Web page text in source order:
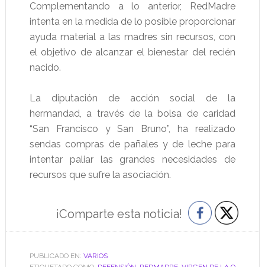
Complementando a lo anterior, RedMadre
intenta en la medida de lo posible proporcionar
ayuda material a las madres sin recursos, con
el objetivo de alcanzar el bienestar del recién
nacido.
La diputación de acción social de la
hermandad, a través de la bolsa de caridad
“San Francisco y San Bruno”, ha realizado
sendas compras de pañales y de leche para
intentar paliar las grandes necesidades de
recursos que sufre la asociación.
¡Comparte esta noticia!
PUBLICADO EN: VARIOS